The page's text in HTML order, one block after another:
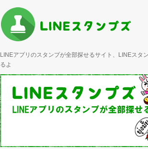
LINEアプリのスタンプが全部探せるサイト、LINEスタ
るよ